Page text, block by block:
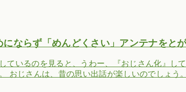
ならず「めんどくさい」アンテナをと
ているのを見ると、うわー、『おじさん化』し
おじさんは、昔の思い出話が楽しいのでしょう